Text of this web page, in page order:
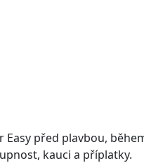
před plavbou,
kauci a příplatky.